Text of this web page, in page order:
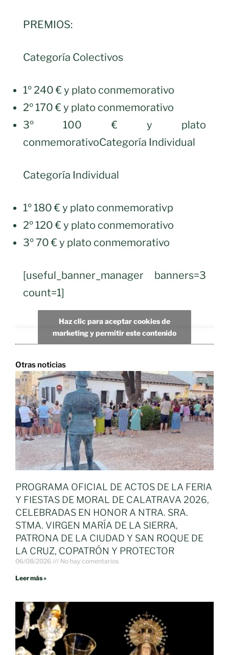
PREMIOS:
Categoría Colectivos
1º 240 € y plato conmemorativo
2º 170 € y plato conmemorativo
3º 100 € y plato
conmemorativoCategoría Individual
Categoría Individual
1º 180 € y plato conmemorativp
2º 120 € y plato conmemorativo
3º 70 € y plato conmemorativo
[useful_banner_manager banners=3
count=1]
Haz clic para aceptar cookies de
marketing y permitir este contenido
Otras noticias
PROGRAMA OFICIAL DE ACTOS DE LA FERIA
Y FIESTAS DE MORAL DE CALATRAVA 2026,
CELEBRADAS EN HONOR A NTRA. SRA.
STMA. VIRGEN MARÍA DE LA SIERRA,
PATRONA DE LA CIUDAD Y SAN ROQUE DE
LA CRUZ, COPATRÓN Y PROTECTOR
06/08/2026 No hay comentarios
Leer más »